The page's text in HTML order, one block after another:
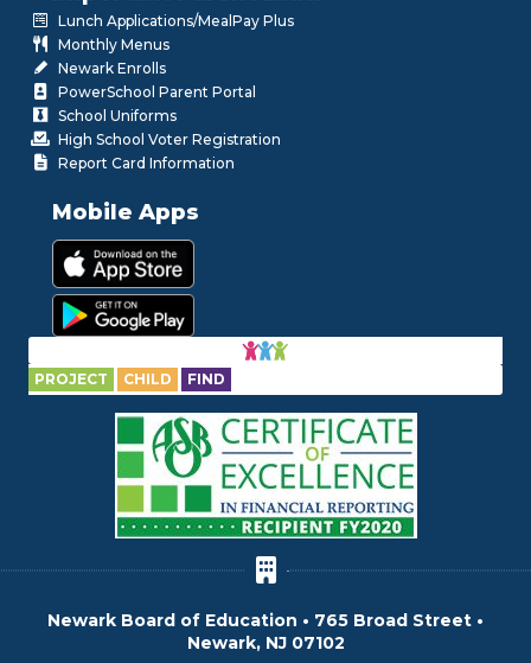
Lunch Applications/MealPay Plus
Monthly Menus
Newark Enrolls
PowerSchool Parent Portal
School Uniforms
High School Voter Registration
Report Card Information
Mobile Apps
PROJECT CHILD FIND
Newark Board of Education • 765 Broad Street •
Newark, NJ 07102